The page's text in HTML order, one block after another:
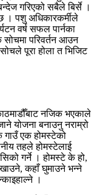
गरिएको सबैले बिर्से ।
। पशु अधिकारकर्मीले
वर्ष सफल पार्नका
सोचमा परिवर्तन आउन
पूरा होला त भिजिट
नजिक भएकाले
योजना बनाउनु नराम्रो
गाउँ एक होमस्टेको
तहले होमस्टेलाई
गर्ने । होमस्टे के हो,
कहाँ घुमाउने भन्ने
।